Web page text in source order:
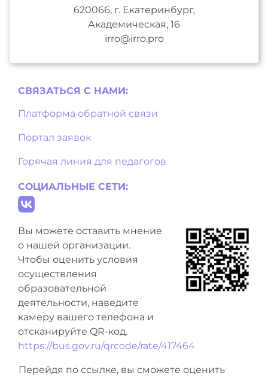
620066, г. Екатеринбург,
Академическая, 16
irro@irro.pro
СВЯЗАТЬСЯ С НAМИ:
Платформа обратной связи
Портал заявок
Горячая линия для педагогов
СОЦИАЛЬНЫЕ СЕТИ:
Вы можете оставить мнение
о нашей организации.
Чтобы оценить условия
осуществления
образовательной
деятельности, наведите
камеру вашего телефона и
отсканируйте QR-код.
https://bus.gov.ru/qrcode/rate/417464
Перейдя по ссылке, вы сможете оценить